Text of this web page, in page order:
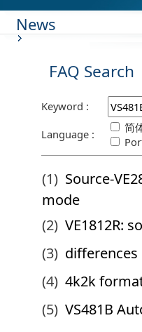
News
FAQ Search
Keyword :
Language :
简